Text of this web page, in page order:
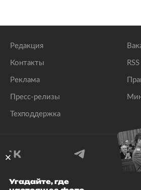
Редакция
Контакты
Реклама
Пресс-релизы
Техподдержка
RSS
© 1999–2026 Все права
Угадайте, где